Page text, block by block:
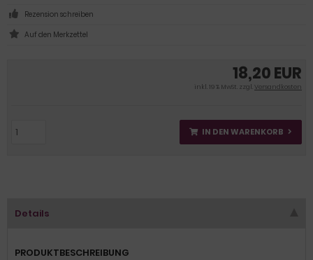
18,20 EUR
inkl. 19 % MwSt. zzgl.Versandkosten
IN DEN WARENKORB
Rezension schreiben
Details
PRODUKTBESCHREIBUNG